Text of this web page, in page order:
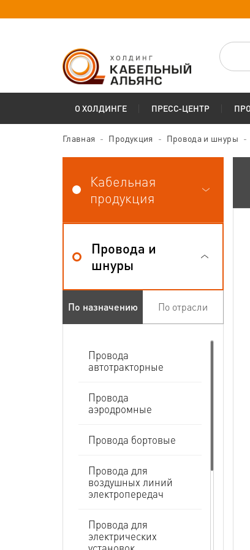
О ХОЛДИНГЕ ПРЕСС-ЦЕНТР
Главная Продукция Провода и шнуры
Кабельная
продукция
Провода и
шнуры
По назначению По отрасли
Провода
автотракторные
Провода
аэродромные
Провода бортовые
Провода для
воздушных линий
электропередач
Провода для
электрических